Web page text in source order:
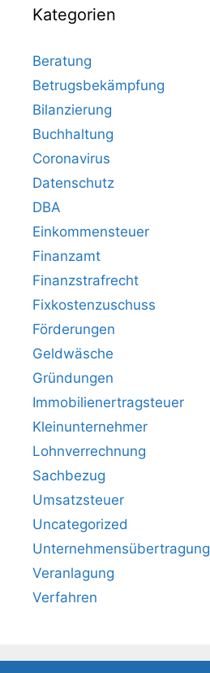
Kategorien
Beratung
Betrugsbekämpfung
Bilanzierung
Buchhaltung
Coronavirus
Datenschutz
DBA
Einkommensteuer
Finanzamt
Finanzstrafrecht
Fixkostenzuschuss
Förderungen
Geldwäsche
Gründungen
Immobilienertragsteuer
Kleinunternehmer
Lohnverrechnung
Sachbezug
Umsatzsteuer
Uncategorized
Unternehmensübertragung
Veranlagung
Verfahren